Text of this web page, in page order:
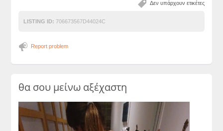
Δεν υπάρχουν ετικέτες
LISTING ID: 706673567D44024C
Report problem
θα σου μείνω αξέχαστη